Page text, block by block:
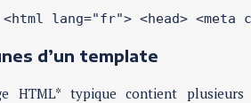
<html lang="fr"> <head>
d’un template
HTML* typique contient plusieurs